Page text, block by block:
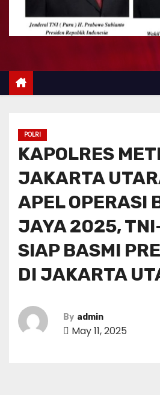
POLRI
KAPOLRES
JAKARTA
APEL OPERASI
JAYA 2025,
SIAP BASMI
DI JAKARTA
By admin
May 11, 2025